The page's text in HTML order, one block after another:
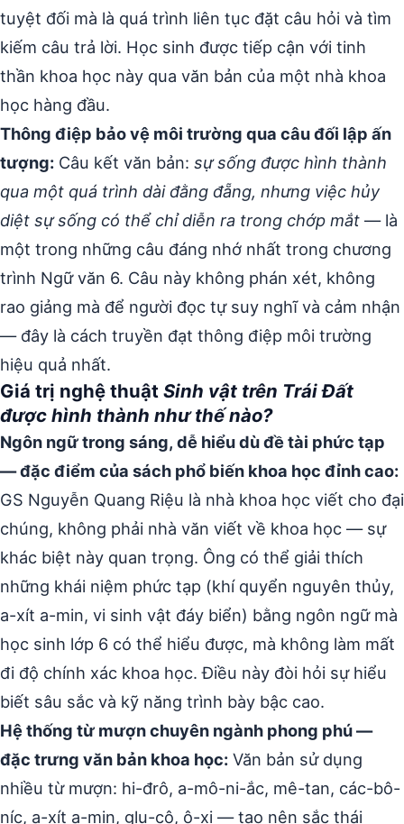
tuyệt đối mà là quá trình liên tục đặt câu hỏi và tìm
kiếm câu trả lời. Học sinh được tiếp cận với tinh
thần khoa học này qua văn bản của một nhà khoa
học hàng đầu.
Thông điệp bảo vệ môi trường qua câu đối lập ấn
tượng: Câu kết văn bản: sự sống được hình thành
qua một quá trình dài đằng đẵng, nhưng việc hủy
diệt sự sống có thể chỉ diễn ra trong chớp mắt — là
một trong những câu đáng nhớ nhất trong chương
trình Ngữ văn 6. Câu này không phán xét, không
rao giảng mà để người đọc tự suy nghĩ và cảm nhận
— đây là cách truyền đạt thông điệp môi trường
hiệu quả nhất.
Giá trị nghệ thuật Sinh vật trên Trái Đất
được hình thành như thế nào?
Ngôn ngữ trong sáng, dễ hiểu dù đề tài phức tạp
— đặc điểm của sách phổ biến khoa học đỉnh cao:
GS Nguyễn Quang Riệu là nhà khoa học viết cho đại
chúng, không phải nhà văn viết về khoa học — sự
khác biệt này quan trọng. Ông có thể giải thích
những khái niệm phức tạp (khí quyển nguyên thủy,
a-xít a-min, vi sinh vật đáy biển) bằng ngôn ngữ mà
học sinh lớp 6 có thể hiểu được, mà không làm mất
đi độ chính xác khoa học. Điều này đòi hỏi sự hiểu
biết sâu sắc và kỹ năng trình bày bậc cao.
Hệ thống từ mượn chuyên ngành phong phú —
đặc trưng văn bản khoa học: Văn bản sử dụng
nhiều từ mượn: hi-đrô, a-mô-ni-ắc, mê-tan, các-bô-
níc, a-xít a-min, glu-cô, ô-xi — tạo nên sắc thái